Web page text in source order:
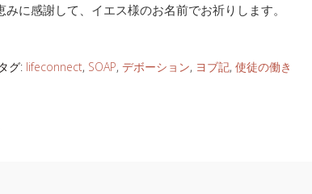
に感謝して、イエス様のお名前でお祈りします。
タグ: lifeconnect, SOAP, デボーション, ヨブ記, 使徒の働き